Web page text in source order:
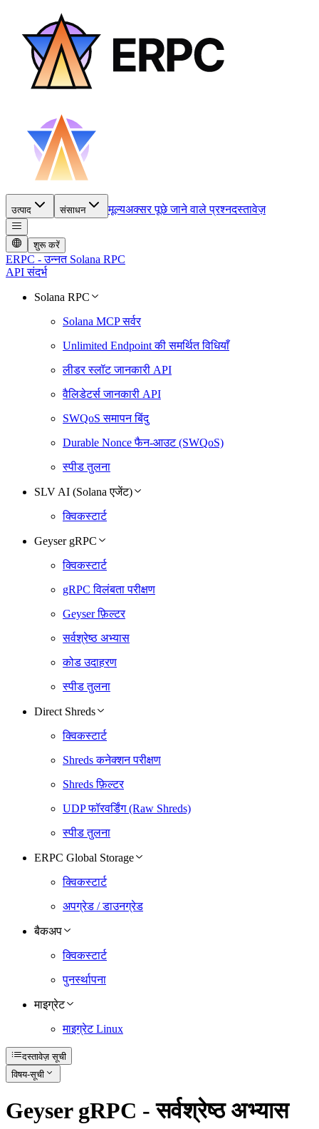
उत्पाद संसाधन मूल्यअक्सर पूछे जाने वाले प्रश्नदस्तावेज़
शुरू करें
ERPC - उन्नत Solana RPC
API संदर्भ
Solana RPC
Solana MCP सर्वर
Unlimited Endpoint की समर्थित विधियाँ
लीडर स्लॉट जानकारी API
वैलिडेटर्स जानकारी API
SWQoS समापन बिंदु
Durable Nonce फैन-आउट (SWQoS)
स्पीड तुलना
SLV AI (Solana एजेंट)
क्विकस्टार्ट
Geyser gRPC
क्विकस्टार्ट
gRPC विलंबता परीक्षण
Geyser फ़िल्टर
सर्वश्रेष्ठ अभ्यास
कोड उदाहरण
स्पीड तुलना
Direct Shreds
क्विकस्टार्ट
Shreds कनेक्शन परीक्षण
Shreds फ़िल्टर
UDP फॉरवर्डिंग (Raw Shreds)
स्पीड तुलना
ERPC Global Storage
क्विकस्टार्ट
अपग्रेड / डाउनग्रेड
बैकअप
क्विकस्टार्ट
पुनर्स्थापना
माइग्रेट
माइग्रेट Linux
दस्तावेज़ सूची
विषय-सूची
Geyser gRPC - सर्वश्रेष्ठ अभ्यास